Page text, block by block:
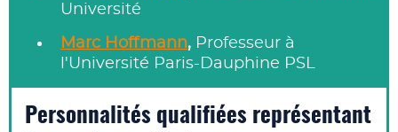
Université
Marc Hoffmann, Professeur à
l'Université Paris-Dauphine PSL
Personnalités qualifiées représentant